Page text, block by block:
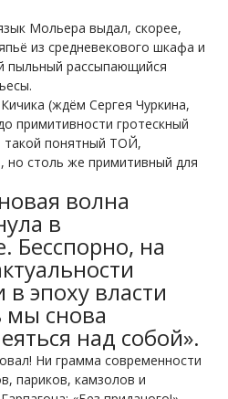
Мольера выдал, скорее,
из средневекового шкафа и
пыльный рассыпающийся
(ждём Сергея Чуркина,
примитивности гротескный
такой понятный ТОЙ,
но столь же примитивный для
новая волна
в
Бесспорно, на
эпоху власти
мы снова
над собой».
Ни грамма современности
париков, камзолов и